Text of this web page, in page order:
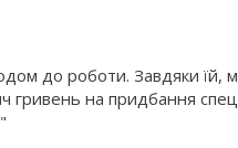
до роботи. Завдяки їй,
гривень на придбання